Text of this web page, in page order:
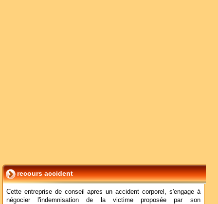
recours accident
Cette entreprise de conseil apres un accident corporel, s'engage à
négocier l'indemnisation de la victime proposée par son